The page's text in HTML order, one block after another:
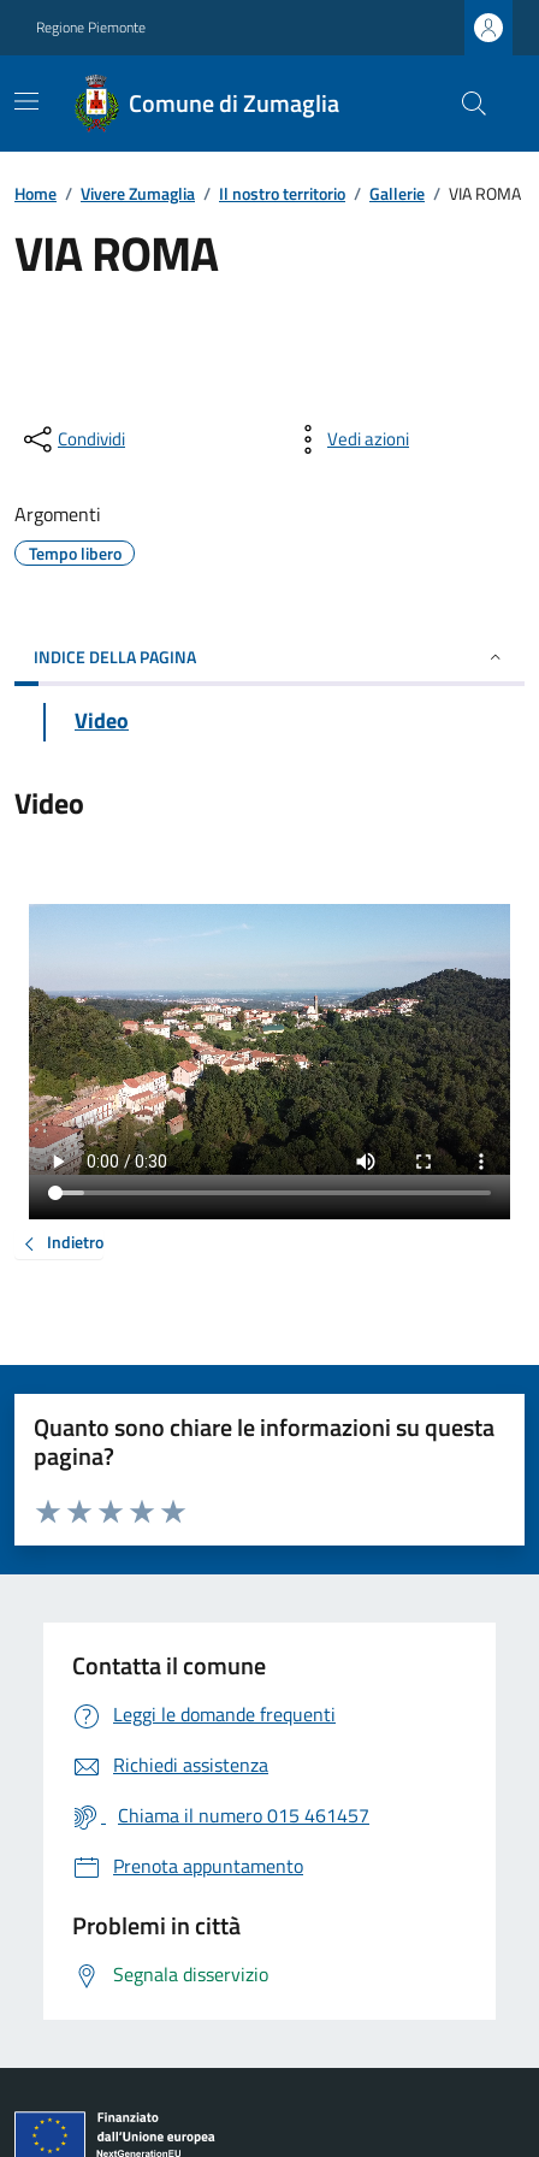
Regione Piemonte
Comune di Zumaglia
Home / Vivere Zumaglia / Il nostro territorio / Gallerie / VIA ROMA
VIA ROMA
Condividi Vedi azioni
Argomenti
Tempo libero
INDICE DELLA PAGINA
Video
Video
Indietro
Quanto sono chiare le informazioni su questa
pagina?
Valuta da 1 a 5 stelle la pagina
Valuta 5 stelle su 5
Valuta 4 stelle su 5
Valuta 3 stelle su 5
Valuta 2 stelle su 5
Valuta 1 stelle su 5
Contatta il comune
Leggi le domande frequenti
Richiedi assistenza
Chiama il numero 015 461457
Prenota appuntamento
Problemi in città
Segnala disservizio